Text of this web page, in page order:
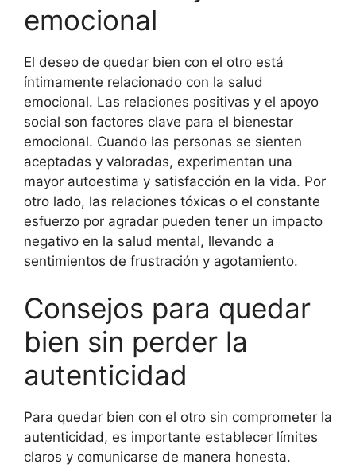
emocional
El deseo de quedar bien con el otro está
íntimamente relacionado con la salud
emocional. Las relaciones positivas y el apoyo
social son factores clave para el bienestar
emocional. Cuando las personas se sienten
aceptadas y valoradas, experimentan una
mayor autoestima y satisfacción en la vida. Por
otro lado, las relaciones tóxicas o el constante
esfuerzo por agradar pueden tener un impacto
negativo en la salud mental, llevando a
sentimientos de frustración y agotamiento.
Consejos para quedar
bien sin perder la
autenticidad
Para quedar bien con el otro sin comprometer la
autenticidad, es importante establecer límites
claros y comunicarse de manera honesta.